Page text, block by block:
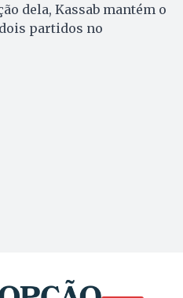
dela, Kassab mantém o
partidos no